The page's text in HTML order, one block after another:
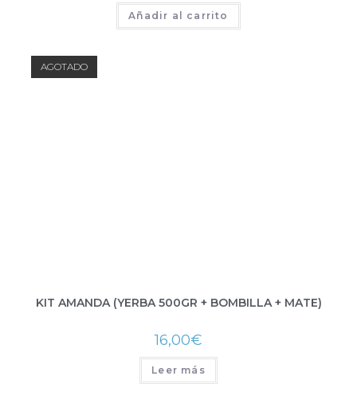
Añadir al carrito
AGOTADO
KIT AMANDA (YERBA 500GR + BOMBILLA + MATE)
16,00€
Leer más